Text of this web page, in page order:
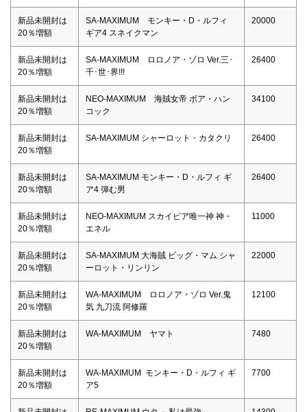
新品未開封は
20％増額
SA-MAXIMUM モンキー・D・ルフィ
ギア4 スネイクマン
20000
新品未開封は
20％増額
SA-MAXIMUM ロロノア・ゾロ Ver.三･
千･世･界!!!
26400
新品未開封は
20％増額
NEO-MAXIMUM 海賊女帝 ボア・ハン
コック
34100
新品未開封は
20％増額
SA-MAXIMUM シャーロット・カタクリ 26400
新品未開封は
20％増額
SA-MAXIMUM モンキー・D・ルフィ ギ
ア4 弾む男
26400
新品未開封は
20％増額
NEO-MAXIMUM スカイピア唯一神 神・
エネル
11000
新品未開封は
20％増額
SA-MAXIMUM 大海賊 ビッグ・マム シャ
ーロット・リンリン
22000
新品未開封は
20％増額
WA-MAXIMUM ロロノア・ゾロ Ver.鬼
気 九刀流 阿修羅
12100
新品未開封は
20％増額
WA-MAXIMUM ヤマト 7480
新品未開封は
20％増額
WA-MAXIMUM モンキー・D・ルフィ ギ
ア5
7700